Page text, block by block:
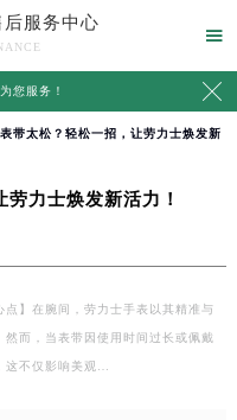
服务中心

您服务！ 
带太松？轻松一招，让劳力士焕发新
力士焕发新活力！
点】在腕间，劳力士手表以其精准与
而，当表带因使用时间过长或佩戴
这不仅影响美观…